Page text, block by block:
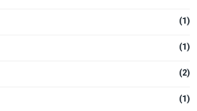
(1)
(1)
(2)
(1)